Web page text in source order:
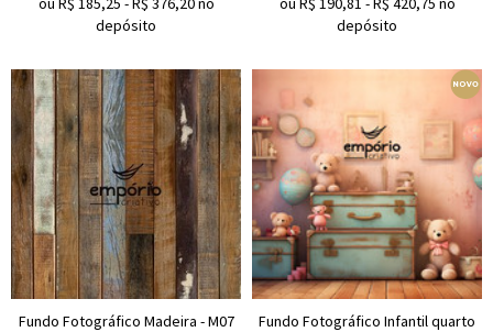
depósito
depósito
Fundo Fotográfico Madeira - M07
Fundo Fotográfico Infantil quarto